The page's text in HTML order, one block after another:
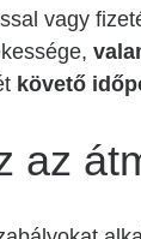
vagy
követő
az